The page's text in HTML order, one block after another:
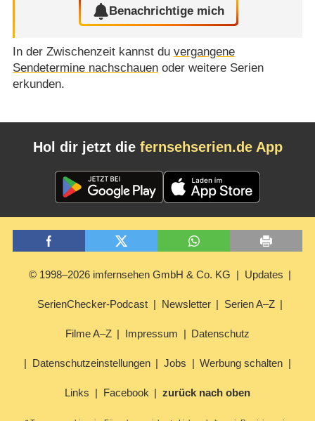
Benachrichtige mich
In der Zwischenzeit kannst du vergangene
Sendetermine nachschauenoder weitere Serien
erkunden.
Hol dir jetzt die fernsehserien.de App
© 1998–2026 imfernsehen GmbH & Co. KG Updates
SerienChecker-Podcast Newsletter Serien A–Z
Filme A–Z Impressum Datenschutz
Datenschutzeinstellungen Jobs Werbung schalten
Links Facebook zurück nach oben